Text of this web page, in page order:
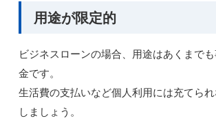
用途が限定的
ビジネスローンの場合、用途はあくまで
金です。
生活費の支払いなど個人利用には充てら
しましょう。